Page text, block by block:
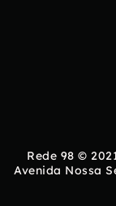
Rede 98 ©
Avenida Nossa